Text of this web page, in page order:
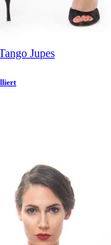
Jupes